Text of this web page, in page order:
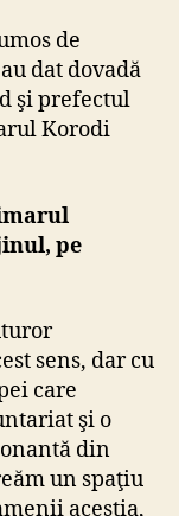
de
dat dovadă
şi prefectul
Korodi
pe
sens, dar cu
care
şi o
din
un spaţiu
aceştia,